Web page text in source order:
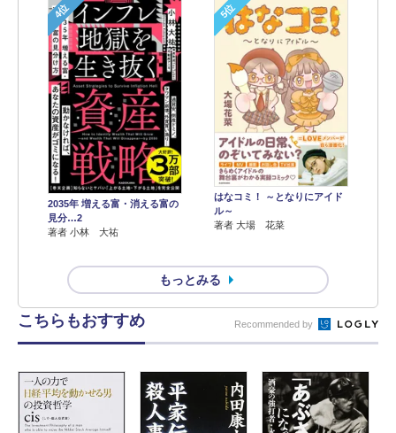
4位
2035年 増える富・消える富の
見分…2
著者 小林 大祐
5位
はなコミ！ ～となりにアイド
ル～
著者 大場 花菜
もっとみる
こちらもおすすめ Recommended by